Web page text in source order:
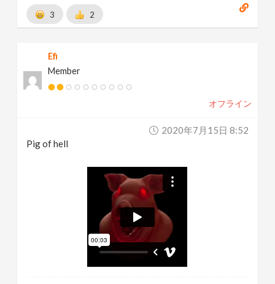
3 2
Efi
Member
オフライン
2020年7月15日 8:52
Pig of hell